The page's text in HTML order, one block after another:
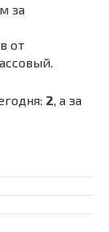
за
от
2 , а за